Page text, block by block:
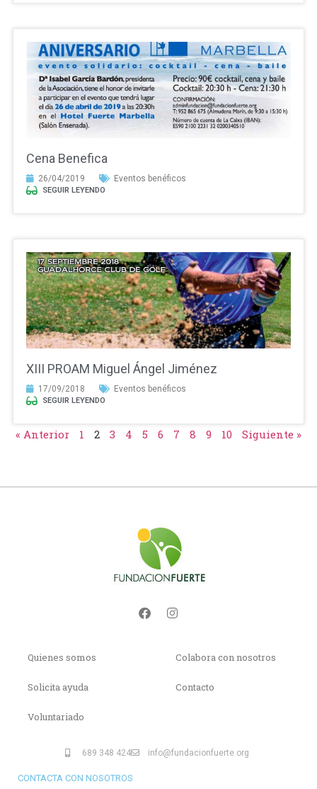
Cena Benefica
26/04/2019 Eventos benéficos
SEGUIR LEYENDO
XIII PROAM Miguel Ángel Jiménez
17/09/2018 Eventos benéficos
SEGUIR LEYENDO
« Anterior 1 2 3 4 5 6 7 8 9 10 Siguiente »
Quienes somos
Solicita ayuda
Voluntariado
Colabora con nosotros
Contacto
689 348 424 info@fundacionfuerte.org
CONTACTA CON NOSOTROS